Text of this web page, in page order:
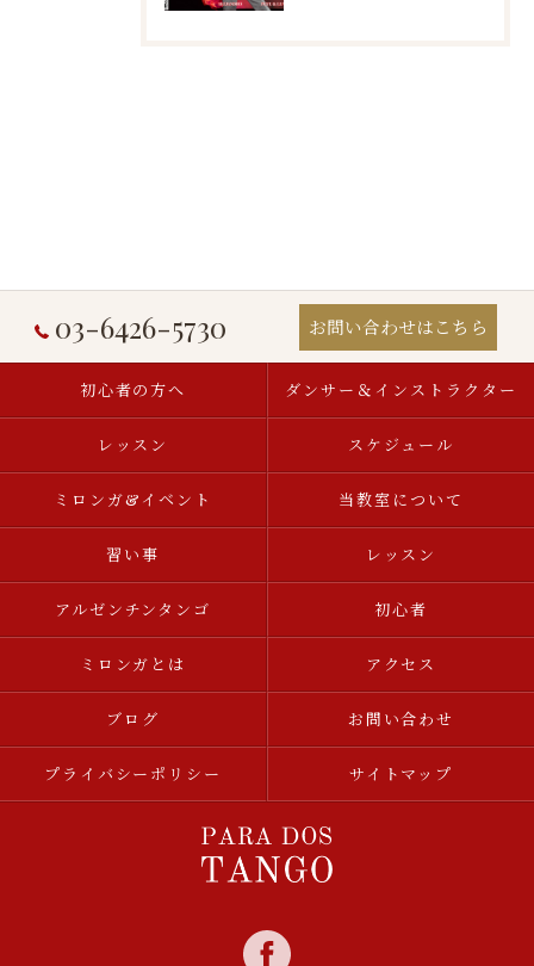
03-6426-5730 お問い合わせはこちら
初心者の方へ ダンサー＆インストラクター
レッスン スケジュール
ミロンガ&イベント 当教室について
習い事 レッスン
アルゼンチンタンゴ 初心者
ミロンガとは アクセス
ブログ お問い合わせ
プライバシーポリシー サイトマップ